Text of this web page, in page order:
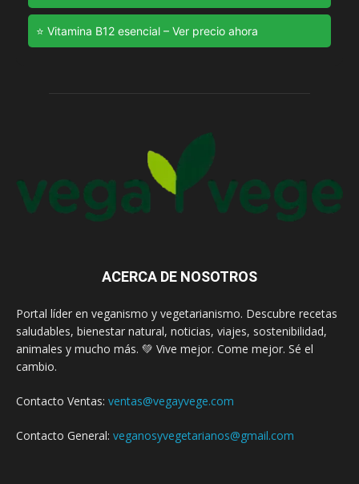
⭐ Vitamina B12 esencial – Ver precio ahora
ACERCA DE NOSOTROS
Portal líder en veganismo y vegetarianismo. Descubre recetas
saludables, bienestar natural, noticias, viajes, sostenibilidad,
animales y mucho más. 💚 Vive mejor. Come mejor. Sé el
cambio.
Contacto Ventas: ventas@vegayvege.com
Contacto General: veganosyvegetarianos@gmail.com